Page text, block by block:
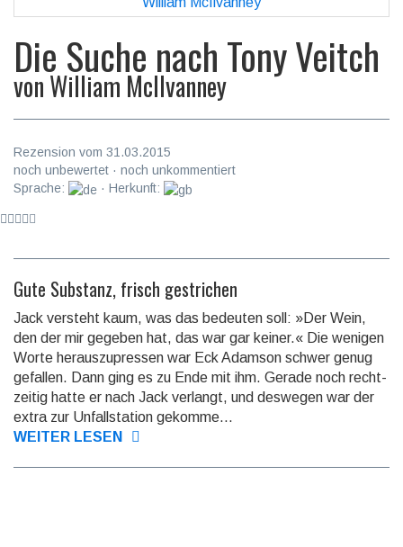
Die Suche nach Tony Veitch
vonWilliam McIlvanney
Rezension vom 31.03.2015
noch unbewertet · noch unkommentiert
Sprache:
· Herkunft:
Gute Substanz, frisch gestrichen
Jack versteht kaum, was das bedeuten soll: »Der Wein,
den der mir gegeben hat, das war gar keiner.« Die wenigen
Worte herauszupressen war Eck Adam­son schwer genug
gefallen. Dann ging es zu Ende mit ihm. Gerade noch recht­
zei­tig hatte er nach Jack verlangt, und deswegen war der
extra zur Un­fall­sta­tion gekomme...
WEITER LESEN